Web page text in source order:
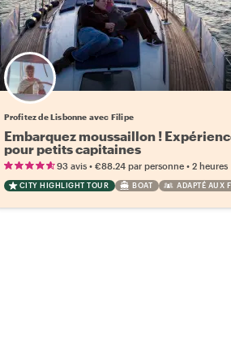
Profitez de Lisbonne avec Filipe
Embarquez moussaillon !
pour petits capitaines
93 avis• €88.24 par personne• 2 heures
CITY HIGHLIGHT TOUR BOAT ADAPTÉ AUX